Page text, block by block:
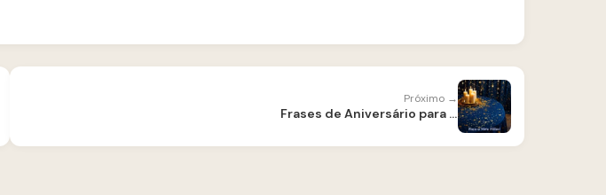
Próximo →
Frases de Aniversário para Filho — Para Copiar e Enviar